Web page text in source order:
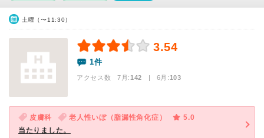
土曜（〜11:30）
3.54
1件
アクセス数 7月:142 | 6月:103
皮膚科 老人性いぼ（脂漏性角化症）
5.0
当たりました。